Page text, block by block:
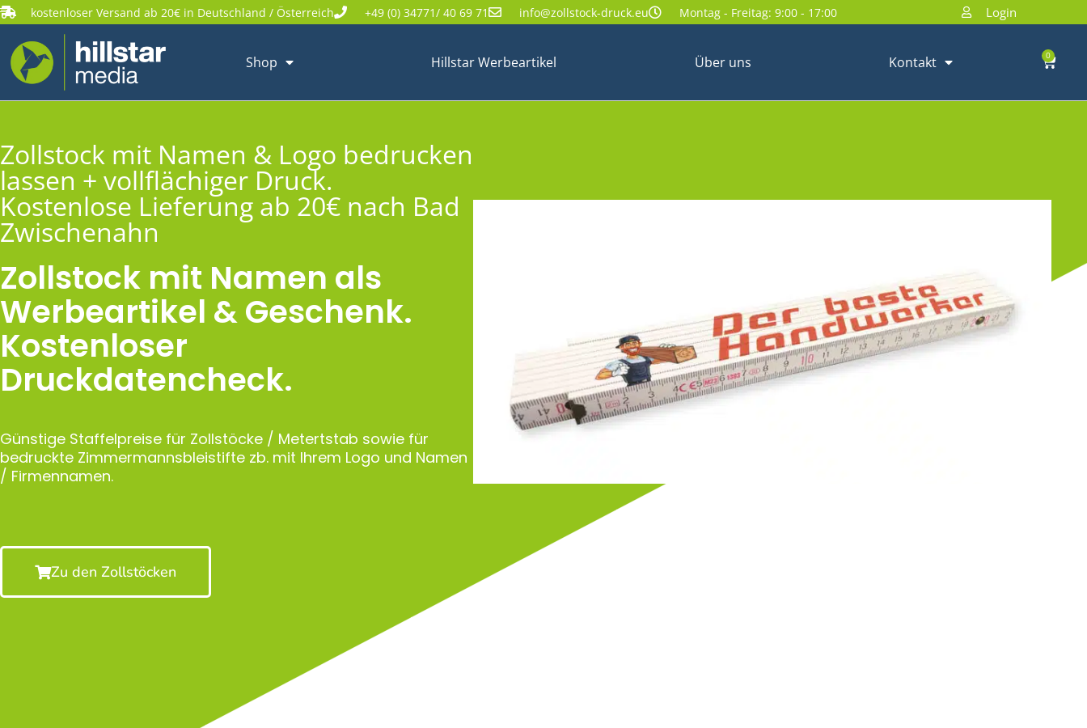
kostenloser Versand ab 20€ in Deutschland / Österreich +49 (0) 34771/ 40 69 71 info@zollstock-druck.eu Montag - Freitag: 9:00 - 17:00 Login
Shop Hillstar Werbeartikel Über uns Kontakt 0
Zollstock mit Namen & Logo bedrucken
lassen + vollflächiger Druck.
Kostenlose Lieferung ab 20€ nach Bad
Zwischenahn
Zollstock mit Namen als
Werbeartikel & Geschenk.
Kostenloser
Druckdatencheck.
Günstige Staffelpreise für Zollstöcke / Metertstab sowie für
bedruckte Zimmermannsbleistifte zb. mit Ihrem Logo und Namen
/ Firmennamen.
Zu den Zollstöcken